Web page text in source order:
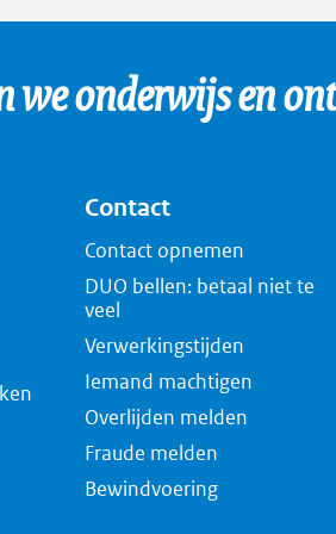
we onderwijs en
Contact
Contact opnemen
DUO bellen: betaal niet te
veel
Verwerkingstijden
Iemand machtigen
Overlijden melden
Fraude melden
Bewindvoering